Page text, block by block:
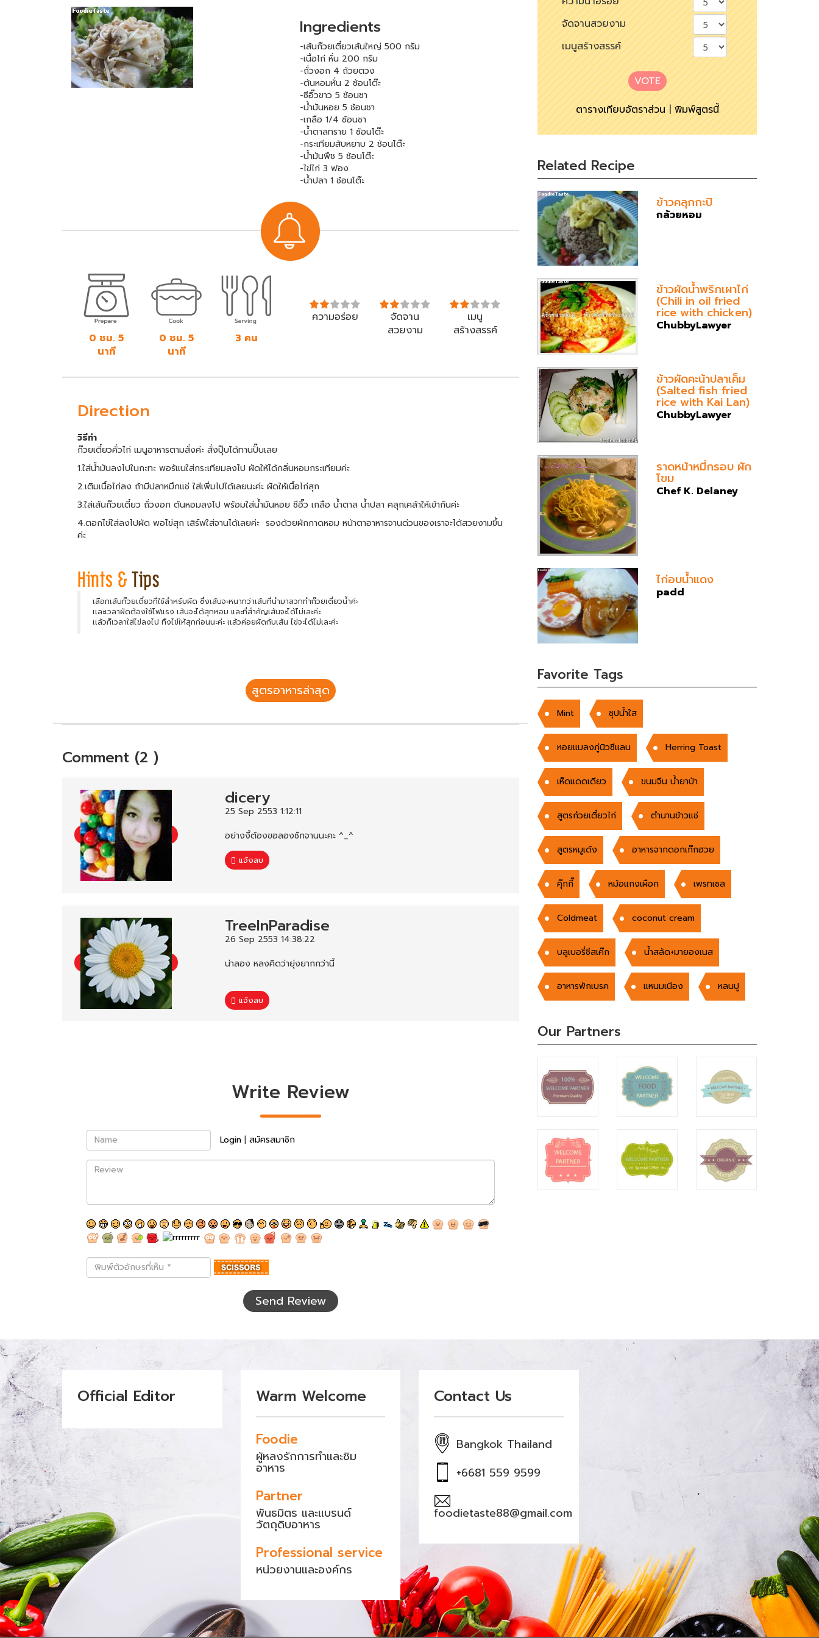
Ingredients
-เส้นก๊วยเตี๋ยวเส้นใหญ่ 500 กรัม
-เนื้อไก่ หั่น 200 กรัม
-ถั่วงอก 4 ถ้วยตวง
-ต้นหอมหั่น 2 ช้อนโต๊ะ
-ซีอิ๊วขาว 5 ช้อนชา
-น้ำมันหอย 5 ช้อนชา
-เกลือ 1/4 ช้อนชา
-น้ำตาลทราย 1 ช้อนโต๊ะ
-กระเทียมสับหยาบ 2 ช้อนโต๊ะ
-น้ำมันพืช 5 ช้อนโต๊ะ
-ไข่ไก่ 3 ฟอง
-น้ำปลา 1 ช้อนโต๊ะ
0 ชม. 5
นาที
0 ชม. 5
นาที
3 คน
ความอร่อย
จัดจาน
สวยงาม
เมนู
สร้างสรรค์
Direction
วิธีทำ
ก๊วยเตี๋ยวคั่วไก่ เมนูอาหารตามสั่งค่ะ สั่งปุ๊บได้ทานปั๊บเลย
1.ใส่น้ำมันลงไปในกะทะ พอร้แนใส่กระเทียมลงไป ผัดให้ได้กลิ่นหอมกระเทียมค่ะ
2.เติมเนื้อไก่ลง ถ้ามีปลาหมึกแช่ ใส่เพิ่มไปได้เลยนะค่ะ ผัดให้เนื้อไก่สุก
3.ใส่เส้นก๊วยเตี๋ยว ถั่วงอก ต้นหอมลงไป พร้อมใส่น้ำมันหอย ซีอิ๊ว เกลือ น้ำตาล น้ำปลา คลุกเคล้าให้เข้ากันค่ะ
4.ตอกไข่ใส่ลงไปผัด พอไข่สุก เสิร์ฟใส่จานได้เลยค่ะ รองด้วยผักกาดหอม หน้าตาอาหารจานด่วนของเราจะได้สวยงามขึ้น
ค่ะ
เลือกเส้นก๊วยเตี๋ยวที่ใช้สำหรับผัด ซึ่งเส้นจะหนากว่าเส้นที่นำมาลวกทำก๊วยเตี๋ยวน้ำค่ะ
เเละเวลาผัดต้องใช้ไฟแรง เส้นจะได้สุกหอม และที่สำคัญเส้นจะได้ไม่เละค่ะ
เเล้วก็เวลาใส่ไข่ลงไป ทิ้งไข่ให้สุกก่อนนะค่ะ เเล้วค่อยผัดกับเส้น ไข่จะได้ไม่เละค่ะ
สูตรอาหารล่าสุด
Comment (2 )
dicery
25 Sep 2553 1:12:11
อย่างงี้ต้องขอลองซักจานนะคะ ^_^
แจ้งลบ
TreeInParadise
26 Sep 2553 14:38:22
น่าลอง หลงคิดว่ายุ่งยากกว่านี้
แจ้งลบ
Write Review
Name Login | สมัครสมาชิก
Review
พิมพ์
ตัว
Send Review
จัดจานสวยงาม
เมนูสร้างสรรค์
VOTE
ตารางเทียบอัตราส่วน|พิมพ์สูตรนี้
Related Recipe
ข้าวคลุกกะปิ
กล้วยหอม
ข้าวผัดน้ำพริกเผาไก่
(Chili in oil fried
rice with chicken)
ChubbyLawyer
ข้าวผัดคะน้าปลาเค็ม
(Salted fish fried
rice with Kai Lan)
ChubbyLawyer
ราดหน้าหมี่กรอบ ผัก
โขม
Chef K. Delaney
ไก่อบน้ำแดง
padd
Favorite Tags
Mint ซุปน้ำใส
หอยแมลงภู่นิวซีแลน Herring Toast
เห็ดแดดเดียว ขนมจีน น้ำยาป่า
สูตรก๋วยเตี๋ยวไก่ ตำนานข้าวแช่
สูตรหมูเด้ง อาหารจากดอกเก๊กฮวย
คุ๊กกี๊ หม้อแกงเผือก เพรทเซล
Coldmeat coconut cream
บลูเบอรี่ชีสเค๊ก น้ำสลัด+มายองเนส
อาหารพักเบรค แหนมเนีอง หลนปู
Our Partners
Official Editor Warm Welcome
Foodie
ผู้หลงรักการทำและชิม
อาหาร
Partner
พันธมิตร และแบรนด์
วัตถุดิบอาหาร
Professional service
หน่วยงานและองค์กร
Contact Us
Bangkok Thailand
+6681 559 9599
foodietaste88@gmail.com